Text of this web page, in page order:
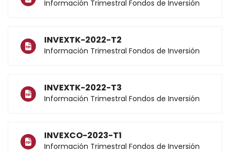
Información Trimestral Fondos de Inversión
INVEXTK-2022-T2
Información Trimestral Fondos de Inversión
INVEXTK-2022-T3
Información Trimestral Fondos de Inversión
INVEXCO-2023-T1
Información Trimestral Fondos de Inversión